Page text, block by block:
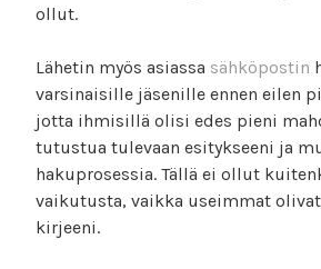
ollut.
Lähetin myös asiassa sähköpostin
varsinaisille jäsenille ennen eilen
jotta ihmisillä olisi edes pieni
tutustua tulevaan esitykseeni ja
hakuprosessia. Tällä ei ollut
vaikutusta, vaikka useimmat
kirjeeni.